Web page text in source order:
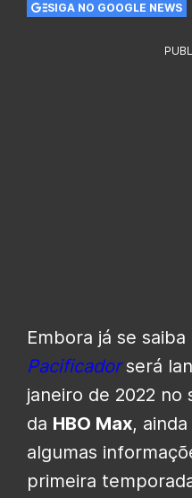
SIGA NO GOOGLE NEWS
Embora já se
Pacificadorserá
janeiro de 2022 no
da HBO Max,
algumas
primeira